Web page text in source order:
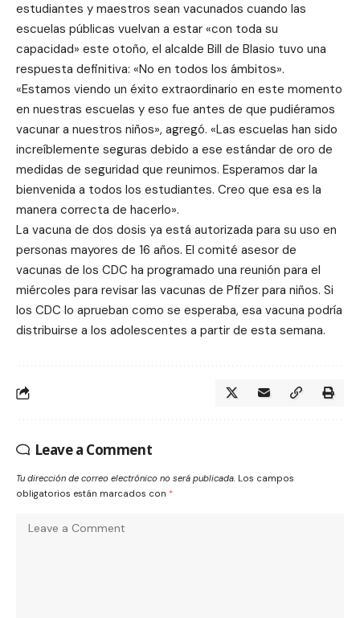
estudiantes y maestros sean vacunados cuando las
escuelas públicas vuelvan a estar «con toda su
capacidad» este otoño, el alcalde Bill de Blasio tuvo una
respuesta definitiva: «No en todos los ámbitos».
«Estamos viendo un éxito extraordinario en este momento
en nuestras escuelas y eso fue antes de que pudiéramos
vacunar a nuestros niños», agregó. «Las escuelas han sido
increíblemente seguras debido a ese estándar de oro de
medidas de seguridad que reunimos. Esperamos dar la
bienvenida a todos los estudiantes. Creo que esa es la
manera correcta de hacerlo».
La vacuna de dos dosis ya está autorizada para su uso en
personas mayores de 16 años. El comité asesor de
vacunas de los CDC ha programado una reunión para el
miércoles para revisar las vacunas de Pfizer para niños. Si
los CDC lo aprueban como se esperaba, esa vacuna podría
distribuirse a los adolescentes a partir de esta semana.
Leave a Comment
Tu dirección de correo electrónico no será publicada. Los campos
obligatorios están marcados con *